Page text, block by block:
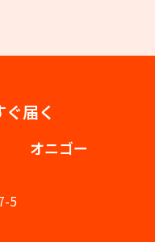
届く
オニゴー
5